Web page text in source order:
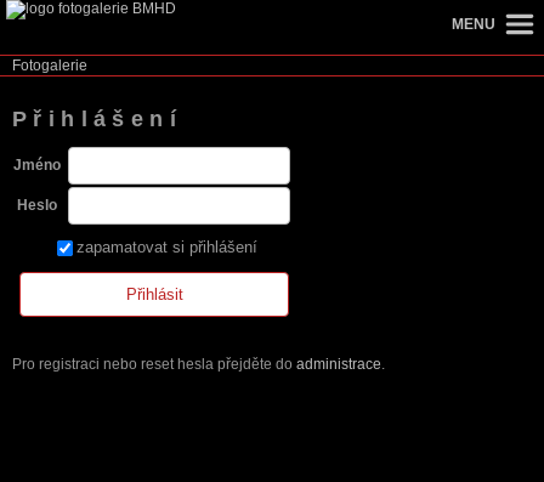
Fotogalerie
Přihlášení
Jméno
Heslo
zapamatovat si přihlášení
Pro registraci nebo reset hesla přejděte do administrace.
MENU